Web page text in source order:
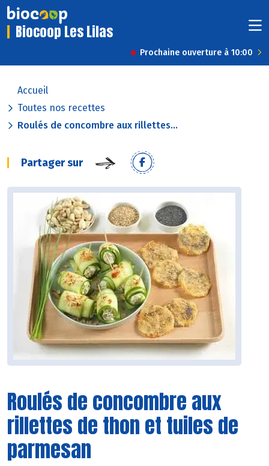
Biocoop Les Lilas
Prochaine ouverture à 10:00
Accueil
Toutes nos recettes
Roulés de concombre aux rillettes...
Partager sur
Roulés de concombre aux
rillettes de thon et tuiles de
parmesan